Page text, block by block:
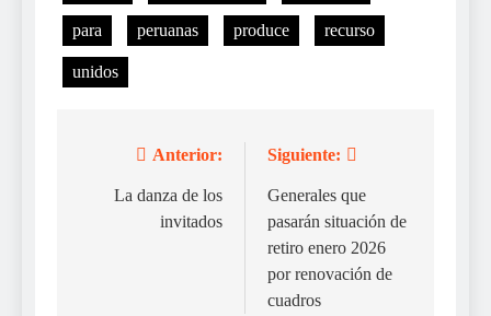
para peruanas produce recurso
unidos
Navegación
Anterior:
La danza de los
invitados
Siguiente:
Generales que
pasarán situación de
retiro enero 2026
por renovación de
cuadros